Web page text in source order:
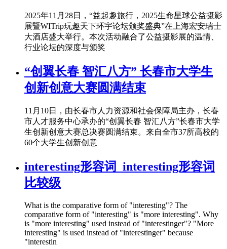
2025年11月28日，“益起趣旅行，2025生命星球公益摄影
展暨WITrip玩趣天下环宇论坛颁奖盛典”在上海宏安瑞士
大酒店盛大举行。本次活动融合了公益摄影展的温情、
行业论坛的深度与颁奖
“创翼长春 智汇八方” 长春市大学生
创新创意大赛圆满结束
11月10日，由长春市人力资源和社会保障局主办，长春
市人才服务中心承办的“创翼长春 智汇八方”长春市大学
生创新创意大赛总决赛圆满结束。来自全市37所高校的
60个大学生创新创意
interesting形容词_interesting形容词
比较级
What is the comparative form of "interesting"? The
comparative form of "interesting" is "more interesting". Why
is "more interesting" used instead of "interestinger"? "More
interesting" is used instead of "interestinger" because
"interestin